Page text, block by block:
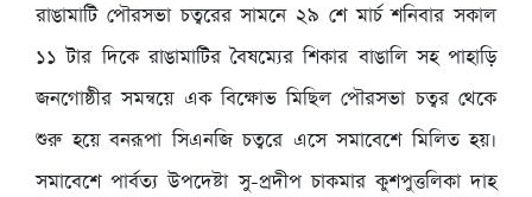
রাঙামাটি পৌরসভা চত্বরের সামনে ২৯ শে মার্চ শনিবার সকাল
১১ টার দিকে রাঙামাটির বৈষম্যের শিকার বাঙালি সহ পাহাড়ি
জনগোষ্ঠীর সমন্বয়ে এক বিক্ষোভ মিছিল পৌরসভা চত্বর থেকে
শুরু হয়ে বনরূপা সিএনজি চত্বরে এসে সমাবেশে মিলিত হয়।
সমাবেশে পার্বত্য উপদেষ্টা সু-প্রদীপ চাকমার কুশপুত্তলিকা দাহ